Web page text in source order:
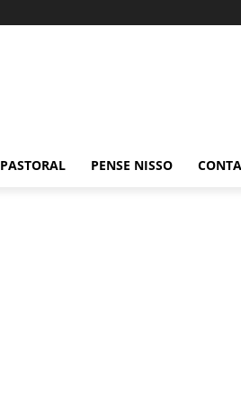
PASTORAL PENSE NISSO